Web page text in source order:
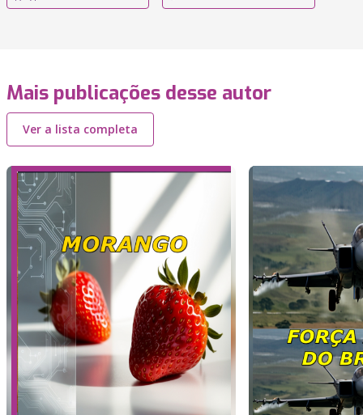
Mais publicações desse autor
Ver a lista completa